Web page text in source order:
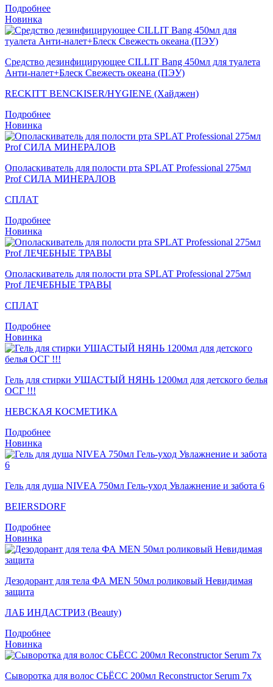
Подробнее
Новинка
Средство дезинфицирующее CILLIT Bang 450мл для туалета
Анти-налет+Блеск Свежесть океана (ПЭУ)
RECKITT BENCKISER/HYGIENE (Хайджен)
Подробнее
Новинка
Ополаскиватель для полости рта SPLAT Professional 275мл
Prof СИЛА МИНЕРАЛОВ
СПЛАТ
Подробнее
Новинка
Ополаскиватель для полости рта SPLAT Professional 275мл
Prof ЛЕЧЕБНЫЕ ТРАВЫ
СПЛАТ
Подробнее
Новинка
Гель для стирки УШАСТЫЙ НЯНЬ 1200мл для детского белья
ОСГ !!!
НЕВСКАЯ КОСМЕТИКА
Подробнее
Новинка
Гель для душа NIVEA 750мл Гель-уход Увлажнение и забота 6
BEIERSDORF
Подробнее
Новинка
Дезодорант для тела ФА MEN 50мл роликовый Невидимая
защита
ЛАБ ИНДАСТРИЗ (Beauty)
Подробнее
Новинка
Сыворотка для волос СЬЁСС 200мл Reconstructor Serum 7x